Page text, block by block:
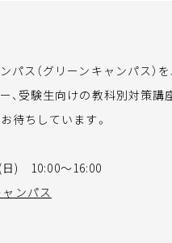
パス（グリーンキャンパス）
、受験生向けの教科別対策
待ちしています。
日) 10:00～16:00
ンパス